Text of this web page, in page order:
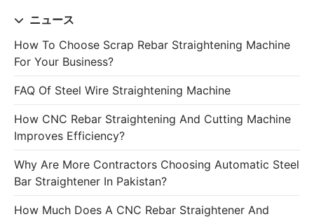
ニュース
How To Choose Scrap Rebar Straightening Machine
For Your Business?
FAQ Of Steel Wire Straightening Machine
How CNC Rebar Straightening And Cutting Machine
Improves Efficiency?
Why Are More Contractors Choosing Automatic Steel
Bar Straightener In Pakistan?
How Much Does A CNC Rebar Straightener And